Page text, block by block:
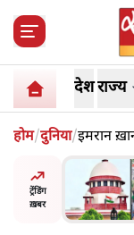
देशराज्य
होम/दुनिया/इमरान
क्यों
ट्रेंडिंग
ख़बर
न
सुने':